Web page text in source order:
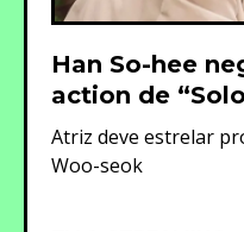
Han So-hee
action de
Atriz deve estrelar
Woo-seok